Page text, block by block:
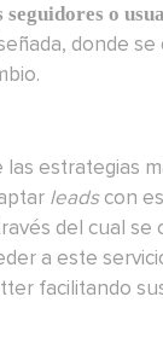
o
donde se
estrategias
leadscon
del cual se
a este
facilitando